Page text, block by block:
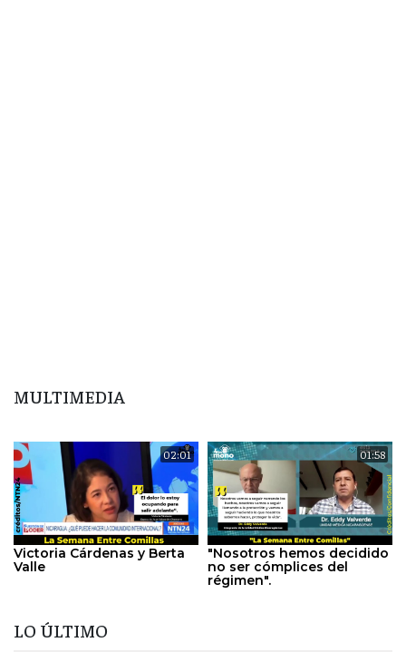
MULTIMEDIA
02:01
Victoria Cárdenas y Berta
Valle
01:58
"Nosotros hemos decidido
no ser cómplices del
régimen".
LO ÚLTIMO